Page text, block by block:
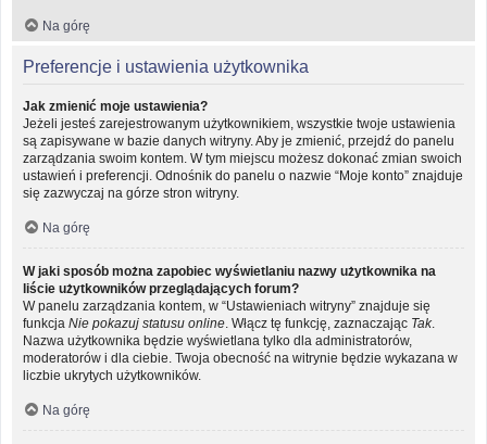
Na górę
Preferencje i ustawienia użytkownika
Jak zmienić moje ustawienia?
Jeżeli jesteś zarejestrowanym użytkownikiem, wszystkie twoje ustawienia
są zapisywane w bazie danych witryny. Aby je zmienić, przejdź do panelu
zarządzania swoim kontem. W tym miejscu możesz dokonać zmian swoich
ustawień i preferencji. Odnośnik do panelu o nazwie “Moje konto” znajduje
się zazwyczaj na górze stron witryny.
Na górę
W jaki sposób można zapobiec wyświetlaniu nazwy użytkownika na
liście użytkowników przeglądających forum?
W panelu zarządzania kontem, w “Ustawieniach witryny” znajduje się
funkcja Nie pokazuj statusu online . Włącz tę funkcję, zaznaczając Tak.
Nazwa użytkownika będzie wyświetlana tylko dla administratorów,
moderatorów i dla ciebie. Twoja obecność na witrynie będzie wykazana w
liczbie ukrytych użytkowników.
Na górę